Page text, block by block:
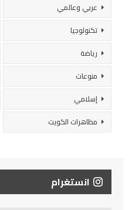
عربي وعالمي
تكنولوجيا
رياضة
منوعات
إسلامي
مظاهرات الكويت
انستغرام